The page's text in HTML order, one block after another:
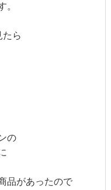
。
たら
の
品があったので